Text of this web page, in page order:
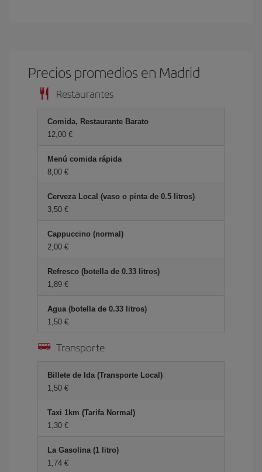
Precios promedios en Madrid
Restaurantes
Comida, Restaurante Barato
12,00 €
Menú comida rápida
8,00 €
Cerveza Local (vaso o pinta de 0.5 litros)
3,50 €
Cappuccino (normal)
2,00 €
Refresco (botella de 0.33 litros)
1,89 €
Agua (botella de 0.33 litros)
1,50 €
Transporte
Billete de Ida (Transporte Local)
1,50 €
Taxi 1km (Tarifa Normal)
1,30 €
La Gasolina (1 litro)
1,74 €